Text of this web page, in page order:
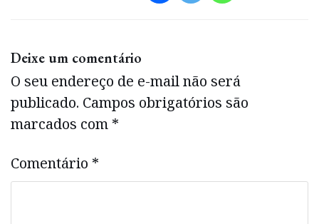
Deixe um comentário
O seu endereço de e-mail não será
publicado. Campos obrigatórios são
marcados com *
Comentário *